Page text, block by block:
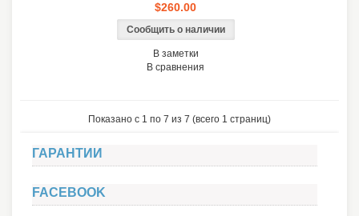
$260.00
Сообщить о наличии
В заметки
В сравнения
Показано с 1 по 7 из 7 (всего 1 страниц)
ГАРАНТИИ
FACEBOOK